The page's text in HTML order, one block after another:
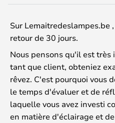
Sur Lemaitredeslampes.be
retour de 30 jours.
Nous pensons qu'il est très
tant que client, obteniez
rêvez. C'est pourquoi vous
le temps d'évaluer et de
laquelle vous avez investi
en matière d'éclairage et